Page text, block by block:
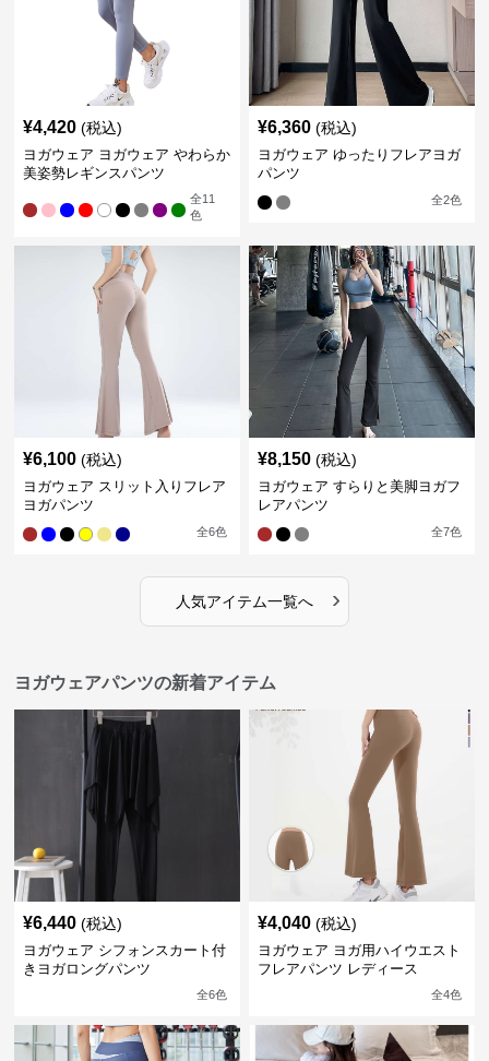
¥4,420 (税込)
ヨガウェア ヨガウェア やわらか
美姿勢レギンスパンツ
全11
色
¥6,360 (税込)
ヨガウェア ゆったりフレアヨガ
パンツ
全2色
¥6,100 (税込)
ヨガウェア スリット入りフレア
ヨガパンツ
全6色
¥8,150 (税込)
ヨガウェア すらりと美脚ヨガフ
レアパンツ
全7色
人気アイテム一覧へ ›
ヨガウェアパンツの新着アイテム
¥6,440 (税込)
ヨガウェア シフォンスカート付
きヨガロングパンツ
全6色
¥4,040 (税込)
ヨガウェア ヨガ用ハイウエスト
フレアパンツ レディース
全4色